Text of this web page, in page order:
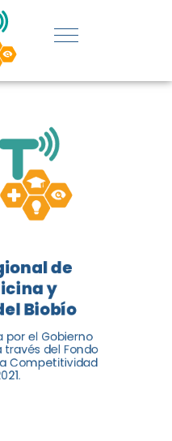
EN
del
fue
en los
con el
de
y
Biobío
por el Gobierno
través del Fondo
Competitividad